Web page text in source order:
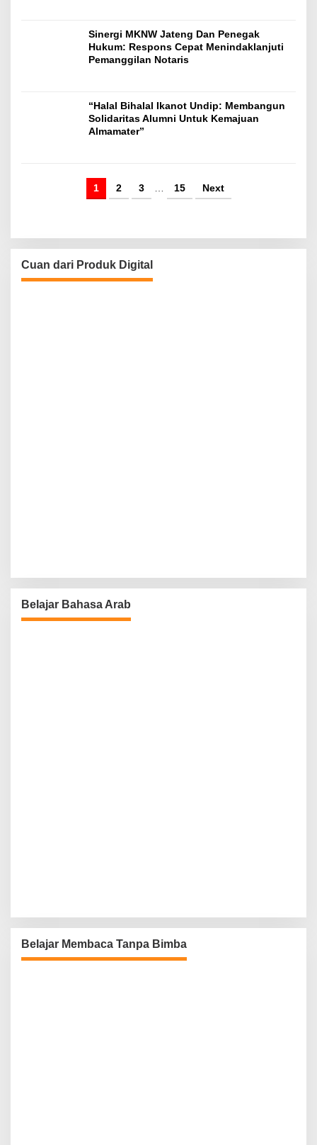
Sinergi MKNW Jateng Dan Penegak
Hukum: Respons Cepat Menindaklanjuti
Pemanggilan Notaris
“Halal Bihalal Ikanot Undip: Membangun
Solidaritas Alumni Untuk Kemajuan
Almamater”
1 2 3 … 15 Next
Cuan dari Produk Digital
Belajar Bahasa Arab
Belajar Membaca Tanpa Bimba